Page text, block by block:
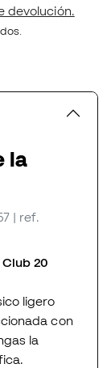
devolución.
la
| ref.
20
ligero
con
la